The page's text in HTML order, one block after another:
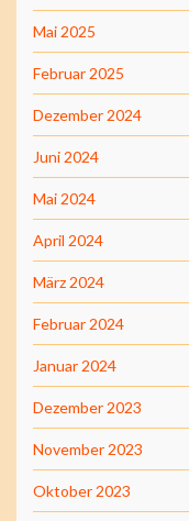
Mai 2025
Februar 2025
Dezember 2024
Juni 2024
Mai 2024
April 2024
März 2024
Februar 2024
Januar 2024
Dezember 2023
November 2023
Oktober 2023